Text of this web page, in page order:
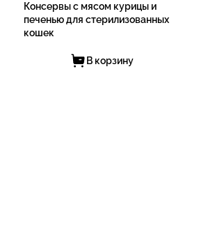
Консервы с мясом курицы и
печенью для стерилизованных
кошек
В корзину